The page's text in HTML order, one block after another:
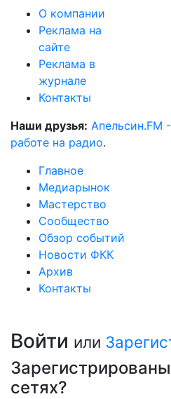
О компании
Реклама на
сайте
Реклама в
журнале
Контакты
Наши друзья: Апельсин.FM
работе на радио.
Главное
Медиарынок
Мастерство
Сообщество
Обзор событий
Новости ФКК
Архив
Контакты
Войти или
сетях?